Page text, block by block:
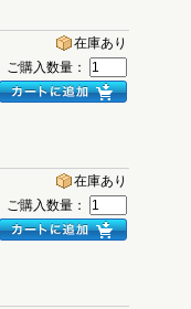
在庫あり
ご購入数量：
在庫あり
ご購入数量：